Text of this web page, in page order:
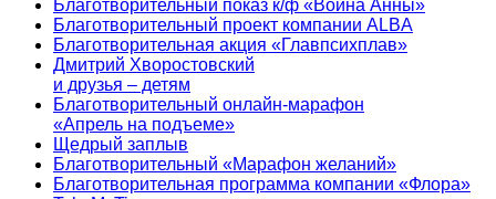
Благотворительный показ к/ф «Война Анны»
Благотворительный проект компании ALBA
Благотворительная акция «Главпсихплав»
Дмитрий Хворостовский
и друзья – детям
Благотворительный онлайн‑марафон
«Апрель на подъеме»
Щедрый заплыв
Благотворительный «Марафон желаний»
Благотворительная программа компании «Флора»